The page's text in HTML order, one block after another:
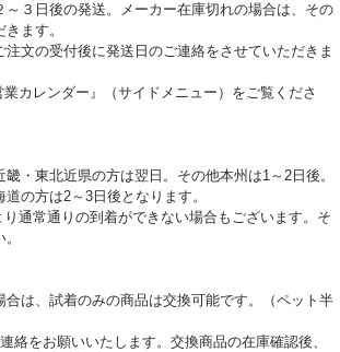
～３日後の発送。メーカー在庫切れの場合は、その
ます。
文の受付後に発送日のご連絡をさせていただきま
カレンダー』（サイドメニュー）をご覧くださ
・東北近県の方は翌日。その他本州は1～2日後。
の方は2～3日後となります。
通常通りの到着ができない場合もございます。そ
合は、試着のみの商品は交換可能です。（ペット半
絡をお願いいたします。交換商品の在庫確認後、